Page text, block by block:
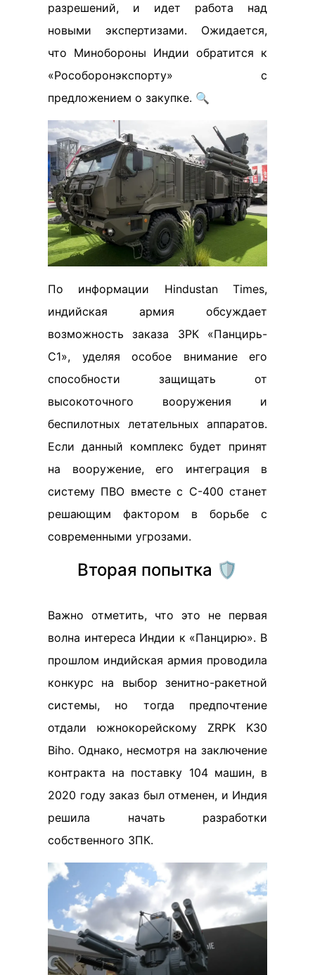
разрешений, и идет работа над
новыми экспертизами. Ожидается,
что Минобороны Индии обратится к
«Рособоронэкспорту» с
предложением о закупке. 🔍
По информации Hindustan Times,
индийская армия обсуждает
возможность заказа ЗРК «Панцирь-
С1», уделяя особое внимание его
способности защищать от
высокоточного вооружения и
беспилотных летательных аппаратов.
Если данный комплекс будет принят
на вооружение, его интеграция в
систему ПВО вместе с С-400 станет
решающим фактором в борьбе с
современными угрозами.
Вторая попытка 🛡️
Важно отметить, что это не первая
волна интереса Индии к «Панцирю». В
прошлом индийская армия проводила
конкурс на выбор зенитно-ракетной
системы, но тогда предпочтение
отдали южнокорейскому ZRPK K30
Biho. Однако, несмотря на заключение
контракта на поставку 104 машин, в
2020 году заказ был отменен, и Индия
решила начать разработки
собственного ЗПК.